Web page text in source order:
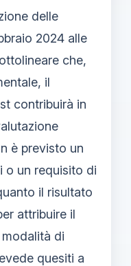
delle
2024 alle
che,
il
contribuirà in
è previsto un
o un requisito di
il risultato
attribuire il
di
quesiti a